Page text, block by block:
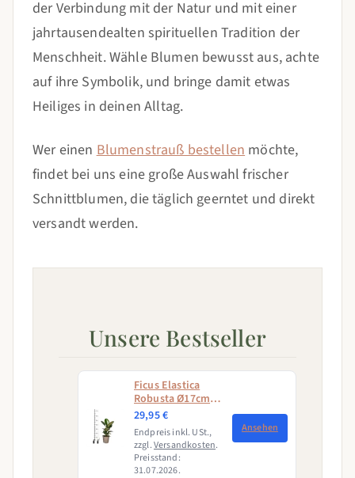
der Verbindung mit der Natur und mit einer
jahrtausendealten spirituellen Tradition der
Menschheit. Wähle Blumen bewusst aus, achte
auf ihre Symbolik, und bringe damit etwas
Heiliges in deinen Alltag.
Wer einenBlumenstrauß bestellen möchte,
findet bei uns eine große Auswahl frischer
Schnittblumen, die täglich geerntet und direkt
versandt werden.
Unsere Bestseller
Ficus Elastica
Robusta Ø17cm -
↕50 - 60cm
29,95 €
Endpreis inkl. USt.,
zzgl.Versandkosten.
Preisstand:
31.07.2026.
Ansehen